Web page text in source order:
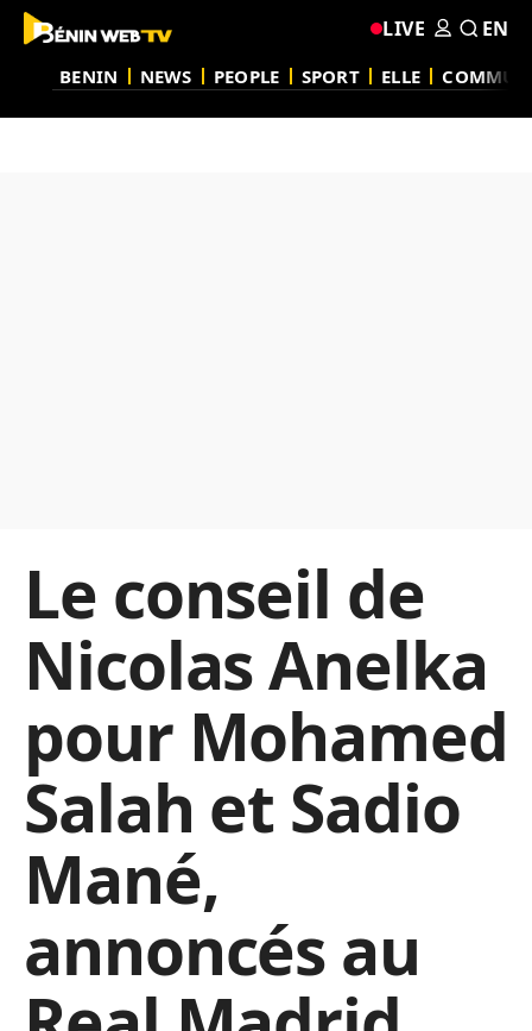
BENIN NEWS PEOPLE SPORT ELLE
LIVE EN
Le conseil de
Nicolas Anelka
pour Mohamed
Salah et Sadio
Mané,
annoncés au